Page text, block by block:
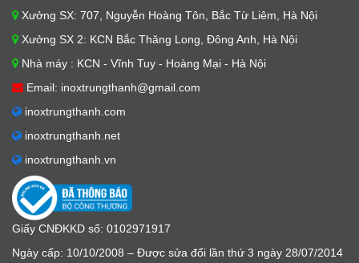
Xưởng SX: 707, Nguyễn Hoàng Tôn, Bắc Từ Liêm, Hà Nội
Xưởng SX 2: KCN Bắc Thăng Long, Đông Anh, Hà Nội
Nhà máy : KCN - Vĩnh Tuy - Hoàng Mại - Hà Nội
Email: inoxtrungthanh@gmail.com
inoxtrungthanh.com
inoxtrungthanh.net
inoxtrungthanh.vn
Giấy CNĐKKD số: 0102971917
Ngày cấp: 10/10/2008 – Được sửa đổi lần thứ 3 ngày 28/07/2014